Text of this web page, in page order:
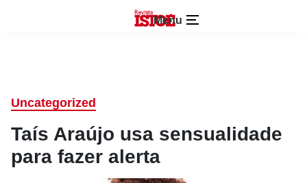
Menu
Uncategorized
Taís Araújo usa sensualidade
para fazer alerta